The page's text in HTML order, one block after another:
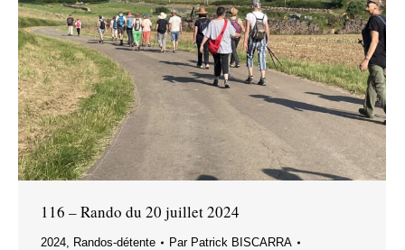
116 – Rando du 20 juillet 2024
2024 Randos-détente Par Patrick BISCARRA